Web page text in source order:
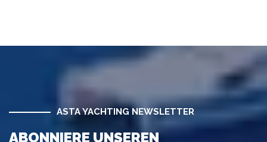
ASTA YACHTING NEWSLETTER
ABONNIERE UNSEREN